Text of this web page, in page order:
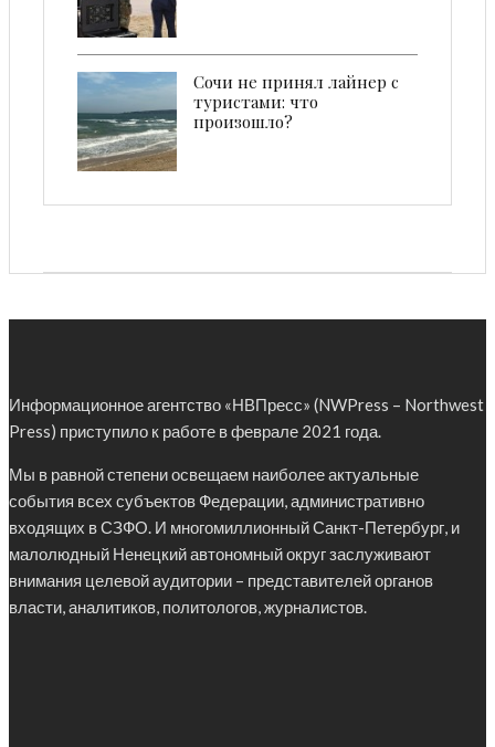
Сочи не принял лайнер с
туристами: что
произошло?
Информационное агентство «НВПресс» (NWPress – Northwest
Press) приступило к работе в феврале 2021 года.
Мы в равной степени освещаем наиболее актуальные
события всех субъектов Федерации, административно
входящих в СЗФО. И многомиллионный Санкт-Петербург, и
малолюдный Ненецкий автономный округ заслуживают
внимания целевой аудитории – представителей органов
власти, аналитиков, политологов, журналистов.